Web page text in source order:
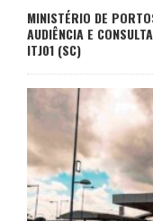
MINISTÉRIO DE
AUDIÊNCIA E
ITJ01 (SC)